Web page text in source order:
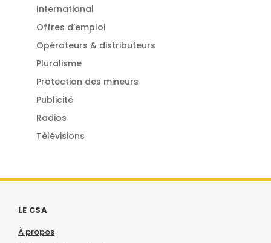
International
Offres d’emploi
Opérateurs & distributeurs
Pluralisme
Protection des mineurs
Publicité
Radios
Télévisions
LE CSA
À propos